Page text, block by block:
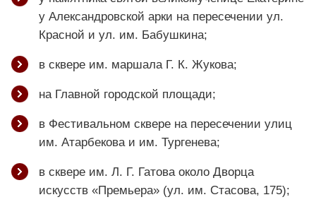
у Александровской арки на пересечении ул.
Красной и ул. им. Бабушкина;
в сквере им. маршала Г. К. Жукова;
на Главной городской площади;
в Фестивальном сквере на пересечении улиц
им. Атарбекова и им. Тургенева;
в сквере им. Л. Г. Гатова около Дворца
искусств «Премьера» (ул. им. Стасова, 175);